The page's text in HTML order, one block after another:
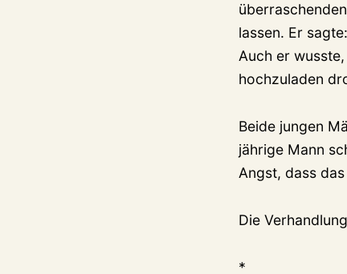
lassen. Er
Auch er
hochzuladen
Beide jungen
jährige Mann
Angst, dass
Die
*